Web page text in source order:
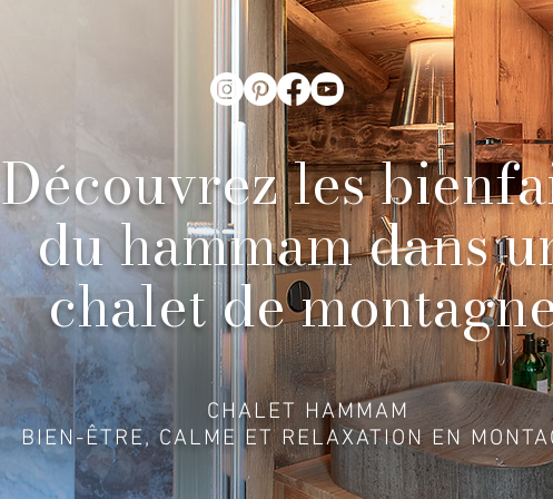
Découvrez les
du hammam dans
chalet de
CHALET HAMMAM
BIEN-ÊTRE, CALME ET RELAXATION EN